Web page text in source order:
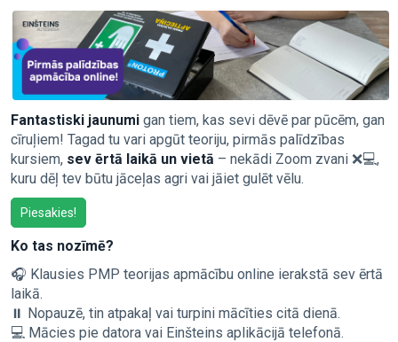
Fantastiski jaunumi gan tiem, kas sevi dēvē par pūcēm, gan
cīruļiem! Tagad tu vari apgūt teoriju, pirmās palīdzības
kursiem, sev ērtā laikā un vietā – nekādi Zoom zvani ❌💻,
kuru dēļ tev būtu jāceļas agri vai jāiet gulēt vēlu.
Piesakies!
Ko tas nozīmē?
🎧 Klausies PMP teorijas apmācību online ierakstā sev ērtā
laikā.
⏸️ Nopauzē, tin atpakaļ vai turpini mācīties citā dienā.
💻 Mācies pie datora vai Einšteins aplikācijā telefonā.